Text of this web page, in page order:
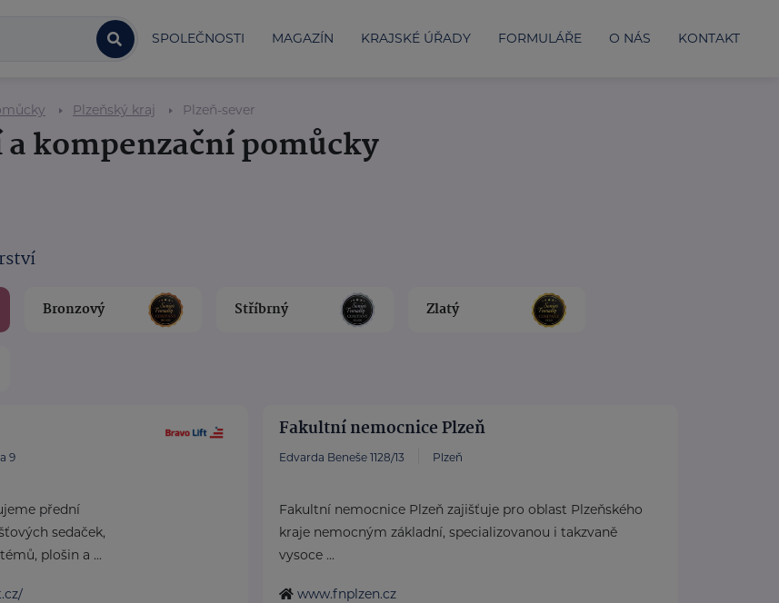
SPOLEČNOSTI MAGAZÍN KRAJSKÉ ÚŘADY FORMULÁŘE O NÁS KONTAKT
Plzeňský kraj Plzeň-sever
kompenzační pomůcky
Bronzový Stříbrný Zlatý
9
přední
sedaček,
plošin a ...
Fakultní nemocnice Plzeň
Edvarda Beneše 1128/13 Plzeň
Fakultní nemocnice Plzeň zajišťuje pro oblast Plzeňského
kraje nemocným základní, specializovanou i takzvaně
vysoce ...
www.fnplzen.cz